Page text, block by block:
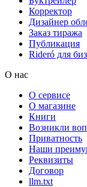
Корректор
Дизайнер
Заказ тиража
Публикация
Rideró для
О нас
О сервисе
О магазине
Книги
Возникли
Приватность
Наши
Реквизиты
Договор
llm.txt